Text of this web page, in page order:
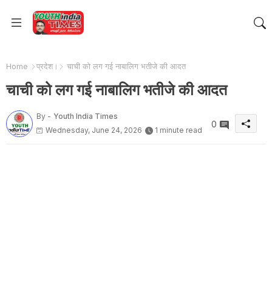
Home प्रदेश। चाची को लग गई नाबालिग भतीजे की आदत
चाची को लग गई नाबालिग भतीजे की आदत
By - Youth India Times
Wednesday, June 24, 2026
1 minute read
0